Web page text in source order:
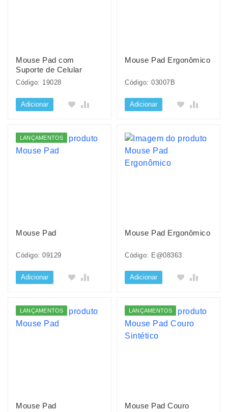
Mouse Pad com
Suporte de Celular
Código: 19028
Adicionar
Mouse Pad Ergonômico
Código: 03007B
Adicionar
LANÇAMENTOS
Mouse Pad
Código: 09129
Adicionar
Mouse Pad Ergonômico
Código: E@08363
Adicionar
LANÇAMENTOS
Mouse Pad
LANÇAMENTOS
Mouse Pad Couro